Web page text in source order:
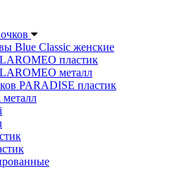
Blue Classic женские
пластик
металл
PARADISE пластик